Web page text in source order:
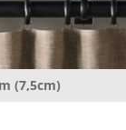
(7,5cm)